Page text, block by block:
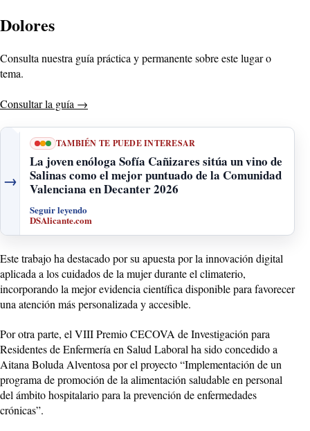
Dolores
Consulta nuestra guía práctica y permanente sobre este lugar o
tema.
Consultar la guía →
→
TAMBIÉN TE PUEDE INTERESAR
La joven enóloga Sofía Cañizares sitúa un vino de
Salinas como el mejor puntuado de la Comunidad
Valenciana en Decanter 2026
Seguir leyendo
DSAlicante.com
Este trabajo ha destacado por su apuesta por la innovación digital
aplicada a los cuidados de la mujer durante el climaterio,
incorporando la mejor evidencia científica disponible para favorecer
una atención más personalizada y accesible.
Por otra parte, el VIII Premio CECOVA de Investigación para
Residentes de Enfermería en Salud Laboral ha sido concedido a
Aitana Boluda Alventosa por el proyecto “Implementación de un
programa de promoción de la alimentación saludable en personal
del ámbito hospitalario para la prevención de enfermedades
crónicas”.